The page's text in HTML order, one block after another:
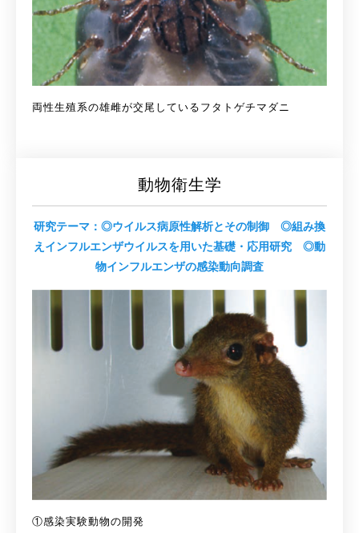
両性生殖系の雄雌が交尾しているフタトゲチマダニ
動物衛生学
研究テーマ：◎ウイルス病原性解析とその制御 ◎組み換
えインフルエンザウイルスを用いた基礎・応用研究 ◎動
物インフルエンザの感染動向調査
①感染実験動物の開発